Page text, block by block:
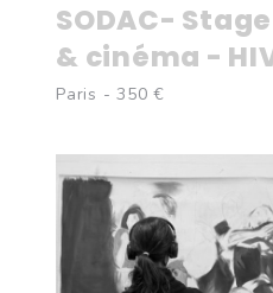
SODAC-
& cinéma -
Paris - 350 €